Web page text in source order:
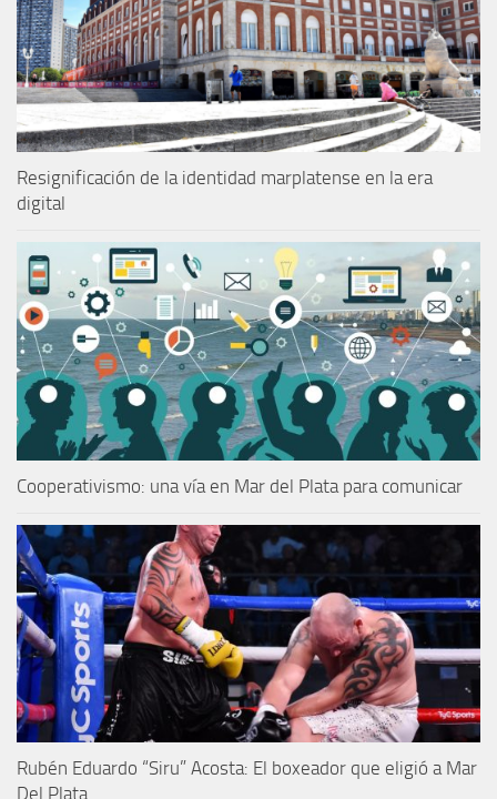
Resignificación de la identidad marplatense en la era
digital
Cooperativismo: una vía en Mar del Plata para comunicar
Rubén Eduardo “Siru” Acosta: El boxeador que eligió a Mar
Del Plata